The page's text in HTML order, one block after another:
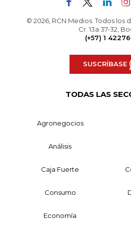
© 2026, RCN Medios. Todos los
Cr. 13a 37-32,
(+57) 1
SUSCRÍBASE
TODAS LAS
Agronegocios
Análisis
Caja Fuerte
Consumo
Economía